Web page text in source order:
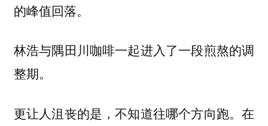
的峰值回落。
林浩与隅田川咖啡一起进入了一段煎熬的调
整期。
更让人沮丧的是，不知道往哪个方向跑。在